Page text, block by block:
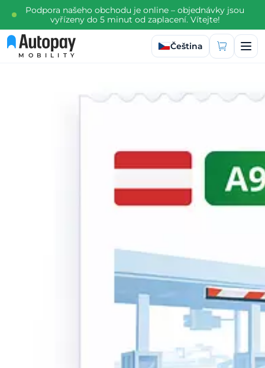
Podpora našeho obchodu je online – objednávky jsou
vyřízeny do 5 minut od zaplacení. Vítejte!
MOBILITY
Vyberte jazyk
Čeština